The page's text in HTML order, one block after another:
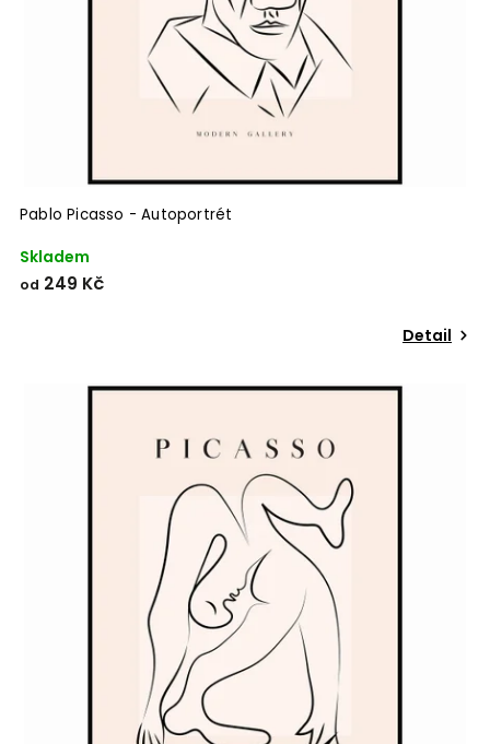
Pablo Picasso - Autoportrét
Skladem
od 249 Kč
Detail